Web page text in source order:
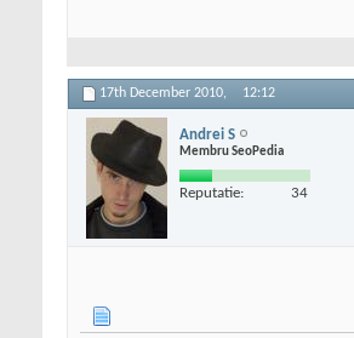
17th December 2010, 12:12
Andrei S
Membru SeoPedia
Reputatie: 34